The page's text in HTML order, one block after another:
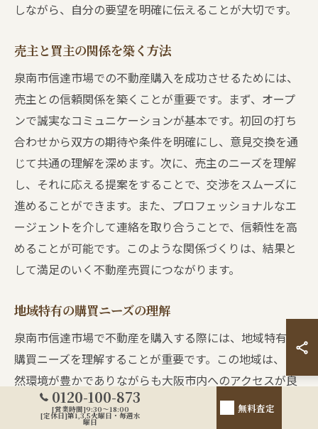
しながら、自分の要望を明確に伝えることが大切です。
売主と買主の関係を築く方法
泉南市信達市場での不動産購入を成功させるためには、
売主との信頼関係を築くことが重要です。まず、オープ
ンで誠実なコミュニケーションが基本です。初回の打ち
合わせから双方の期待や条件を明確にし、意見交換を通
じて共通の理解を深めます。次に、売主のニーズを理解
し、それに応える提案をすることで、交渉をスムーズに
進めることができます。また、プロフェッショナルなエ
ージェントを介して連絡を取り合うことで、信頼性を高
めることが可能です。このような関係づくりは、結果と
して満足のいく不動産売買につながります。
地域特有の購買ニーズの理解
泉南市信達市場で不動産を購入する際には、地域特有の
購買ニーズを理解することが重要です。この地域は、自
然環境が豊かでありながらも大阪市内へのアクセスが良
好なため、特にファミリー層に人気があります。さら
に、近年ではシニア世代の移住先としても注目されてい
0120-100-873
[営業時間]9:30～18:00
[定休日]第1,3,5火曜日・毎週水
曜日
無料査定